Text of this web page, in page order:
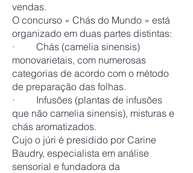
vendas.
O concurso « Chás do Mundo » está
organizado em duas partes distintas:
· Chás (camelia sinensis)
monovarietais, com numerosas
categorias de acordo com o método
de preparação das folhas.
· Infusões (plantas de infusões
que não camelia sinensis), misturas e
chás aromatizados.
Cujo o júri é presidido por Carine
Baudry, especialista em análise
sensorial e fundadora da